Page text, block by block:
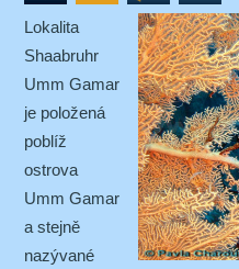
Lokalita
Shaabruhr
Umm Gamar
je položená
poblíž
ostrova
Umm Gamar
a stejně
nazývané